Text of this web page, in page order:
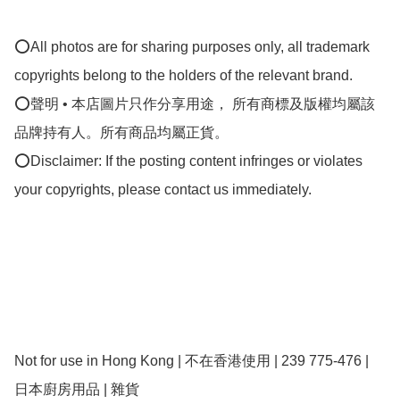
⭕All photos are for sharing purposes only, all trademark
copyrights belong to the holders of the relevant brand.
⭕聲明 • 本店圖片只作分享用途， 所有商標及版權均屬該
品牌持有人。所有商品均屬正貨。
⭕Disclaimer: If the posting content infringes or violates
your copyrights, please contact us immediately.
Not for use in Hong Kong | 不在香港使用 | 239 775-476 |
日本廚房用品 | 雜貨